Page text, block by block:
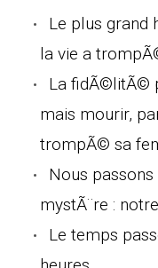
Le plus grand
la vie a
La fidÃ©litÃ©
mais mourir,
trompÃ© sa
Nous
mystÃ¨re :
Le temps